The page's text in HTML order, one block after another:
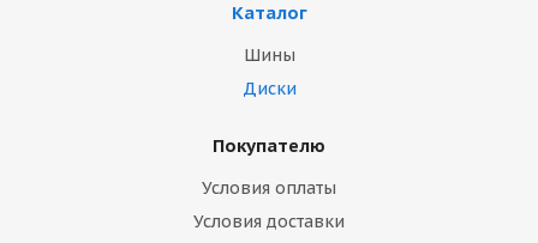
Каталог
Шины
Диски
Покупателю
Условия оплаты
Условия доставки